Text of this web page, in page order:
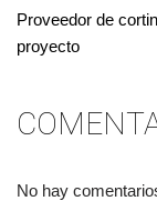
Proveedor de
proyecto
No hay